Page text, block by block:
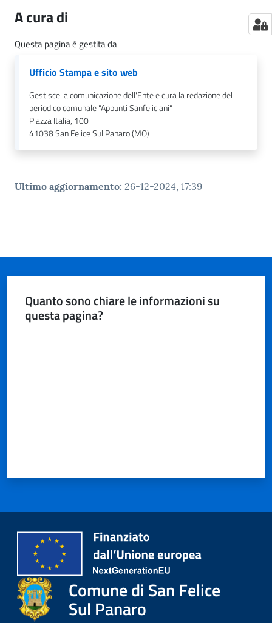
A cura di
Questa pagina è gestita da
Ufficio Stampa e sito web
Gestisce la comunicazione dell'Ente e cura la redazione del
periodico comunale "Appunti Sanfeliciani"
Piazza Italia, 100
41038San Felice Sul Panaro (MO)
Ultimo aggiornamento: 26-12-2024, 17:39
Quanto sono chiare le informazioni su
questa pagina?
Comune di San Felice
Sul Panaro